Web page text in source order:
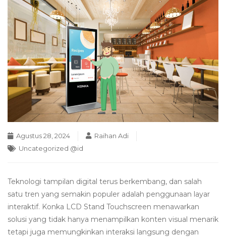
Agustus 28, 2024
Raihan Adi
Uncategorized @id
Teknologi tampilan digital terus berkembang, dan salah
satu tren yang semakin populer adalah penggunaan layar
interaktif. Konka LCD Stand Touchscreen menawarkan
solusi yang tidak hanya menampilkan konten visual menarik
tetapi juga memungkinkan interaksi langsung dengan